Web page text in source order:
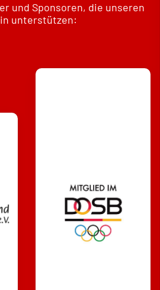
und Sponsoren, die unseren
unterstützen: